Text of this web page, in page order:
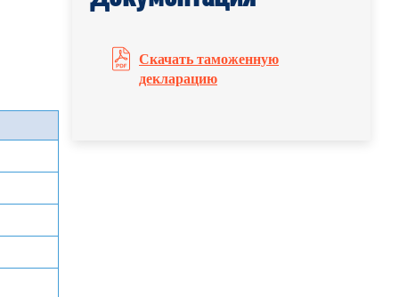
Скачать таможенную
декларацию